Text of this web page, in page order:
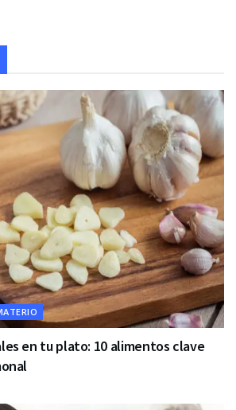
en tu plato: 10 alimentos clave